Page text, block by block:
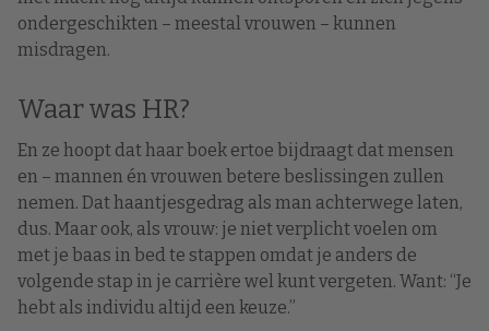
ondergeschikten – meestal vrouwen – kunnen
misdragen.
Waar was HR?
En ze hoopt dat haar boek ertoe bijdraagt dat mensen
en – mannen én vrouwen betere beslissingen zullen
nemen. Dat haantjesgedrag als man achterwege laten,
dus. Maar ook, als vrouw: je niet verplicht voelen om
met je baas in bed te stappen omdat je anders de
volgende stap in je carrière wel kunt vergeten. Want: “Je
hebt als individu altijd een keuze.”